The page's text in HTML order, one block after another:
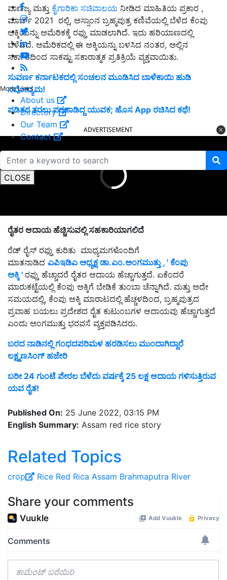
More Links
About us
Directory
Our Team
Contact
CLOSE
ವಾಣಿಜ್ಯ ಮತ್ತು ಕೈಗಾರಿಕಾ ಸಚಿವಾಲಯ ನೀಡಿದ ಮಾಹಿತಿಯ ಪ್ರಕಾರ ,
ಮಾರ್ಚ್ 2021 ರಲ್ಲಿ, ಅಸ್ಸಾಂನ ಬ್ರಹ್ಮಪುತ್ರ ಕಣಿವೆಯಲ್ಲಿ ಬೆಳೆದ ಕೆಂಪು
ಅಕ್ಕಿಯನ್ನು ಅಮೆರಿಕಕ್ಕೆ ರಫ್ತು ಮಾಡಲಾಗಿದೆ. ಇದು ಹರಿಯಾಣದಲ್ಲಿ
ಬೆಳೆದಿದೆ. ಅಮೆರಿಕದಲ್ಲಿ ಈ ಅಕ್ಕಿಯನ್ನು ಬಳಸಿದ ನಂತರ, ಅಲ್ಲಿನ
ಸರ್ಕಾರದಿಂದ ಸಾಕಷ್ಟು ಸಕಾರಾತ್ಮಕ ಪ್ರತಿಕ್ರಿಯೆ ವ್ಯಕ್ತವಾಯಿತು.
ಸುವರ್ಣ ಕರ್ನಾಟಕದಲ್ಲಿ ಸಂಚಲನ ಮೂಡಿಸಿದ ಬಾಳೆಕಾಯಿ ಹುಡಿ
ನವೋದ್ಯಮ!
ಪಡಿತರ ತರಲು ಪರದಾಡಿದ್ದ ಯುವಕ; ಹೊಸ App ರಚಿಸಿದ ಕಥೆ!
ADVERTISEMENT
ರೈತರ ಆದಾಯ ಹೆಚ್ಚಿಸುವಲ್ಲಿ ಸಹಕಾರಿಯಾಗಲಿದೆ
ರೆಡ್ ರೈಸ್ ರಫ್ತು ಕುರಿತು ಮಾಧ್ಯಮಗಳೊಂದಿಗೆ
ಮಾತನಾಡಿದ ಎಪಿಇಡಿಎ ಅಧ್ಯಕ್ಷ ಡಾ.ಎಂ.ಅಂಗಮುತ್ತು , ' ಕೆಂಪು
ಅಕ್ಕಿ ' ರಫ್ತು ಹೆಚ್ಚಾದರೆ ರೈತರ ಆದಾಯ ಹೆಚ್ಚಾಗುತ್ತದೆ. ಏಕೆಂದರೆ
ಮಾರುಕಟ್ಟೆಯಲ್ಲಿ ಕೆಂಪು ಅಕ್ಕಿಗೆ ಬೇಡಿಕೆ ತುಂಬಾ ಚೆನ್ನಾಗಿದೆ. ಮತ್ತು ಅದೇ
ಸಮಯದಲ್ಲಿ, ಕೆಂಪು ಅಕ್ಕಿ ಮಾರಾಟದಲ್ಲಿ ಹೆಚ್ಚಳದಿಂದ, ಬ್ರಹ್ಮಪುತ್ರದ
ಪ್ರವಾಹ ಬಯಲು ಪ್ರದೇಶದ ರೈತ ಕುಟುಂಬಗಳ ಆದಾಯವು ಹೆಚ್ಚಾಗುತ್ತದೆ
ಎಂದು ಅಂಗಮುತ್ತು ಭರವಸೆ ವ್ಯಕ್ತಪಡಿಸಿದರು.
ಬರದ ನಾಡಿನಲ್ಲಿ ಗಂಧದಪರಿಮಳ ಹರಡಿಸಲು ಮುಂದಾಗಿದ್ದಾರೆ
ಲಕ್ಷ್ಮಣಸಿಂಗ್ ಹಜೇರಿ
ಬರೀ 24 ಗುಂಟೆ ಪೇರಲ ಬೆಳೆದು ವರ್ಷಕ್ಕೆ 25 ಲಕ್ಷ ಆದಾಯ ಗಳಿಸುತ್ತಿರುವ
ಯವ ರೈತ!
Published On: 25 June 2022, 03:15 PM
English Summary: Assam red rice story
Related Topics
crop Rice Red Rica Assam Brahmaputra River
Share your comments